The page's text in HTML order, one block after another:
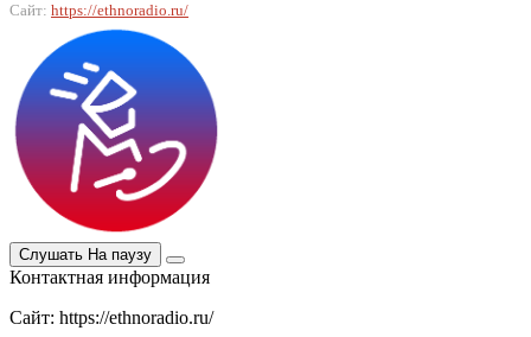
Сайт: https://ethnoradio.ru/
Слушать На паузу
Контактная информация
Сайт: https://ethnoradio.ru/